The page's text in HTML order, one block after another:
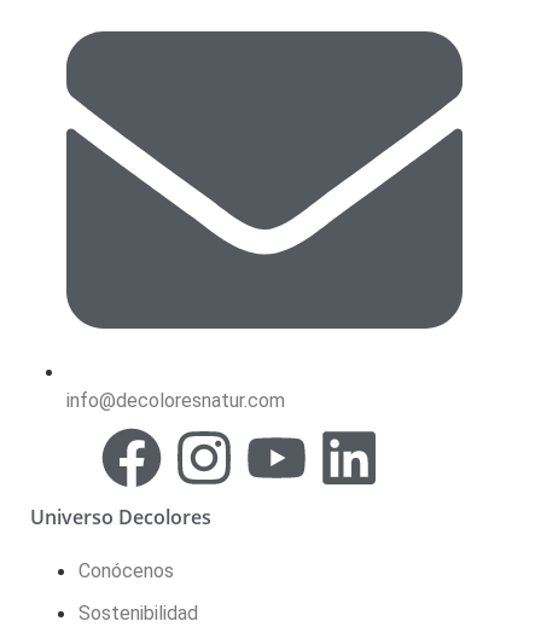
info@decoloresnatur.com
Universo Decolores
Conócenos
Sostenibilidad